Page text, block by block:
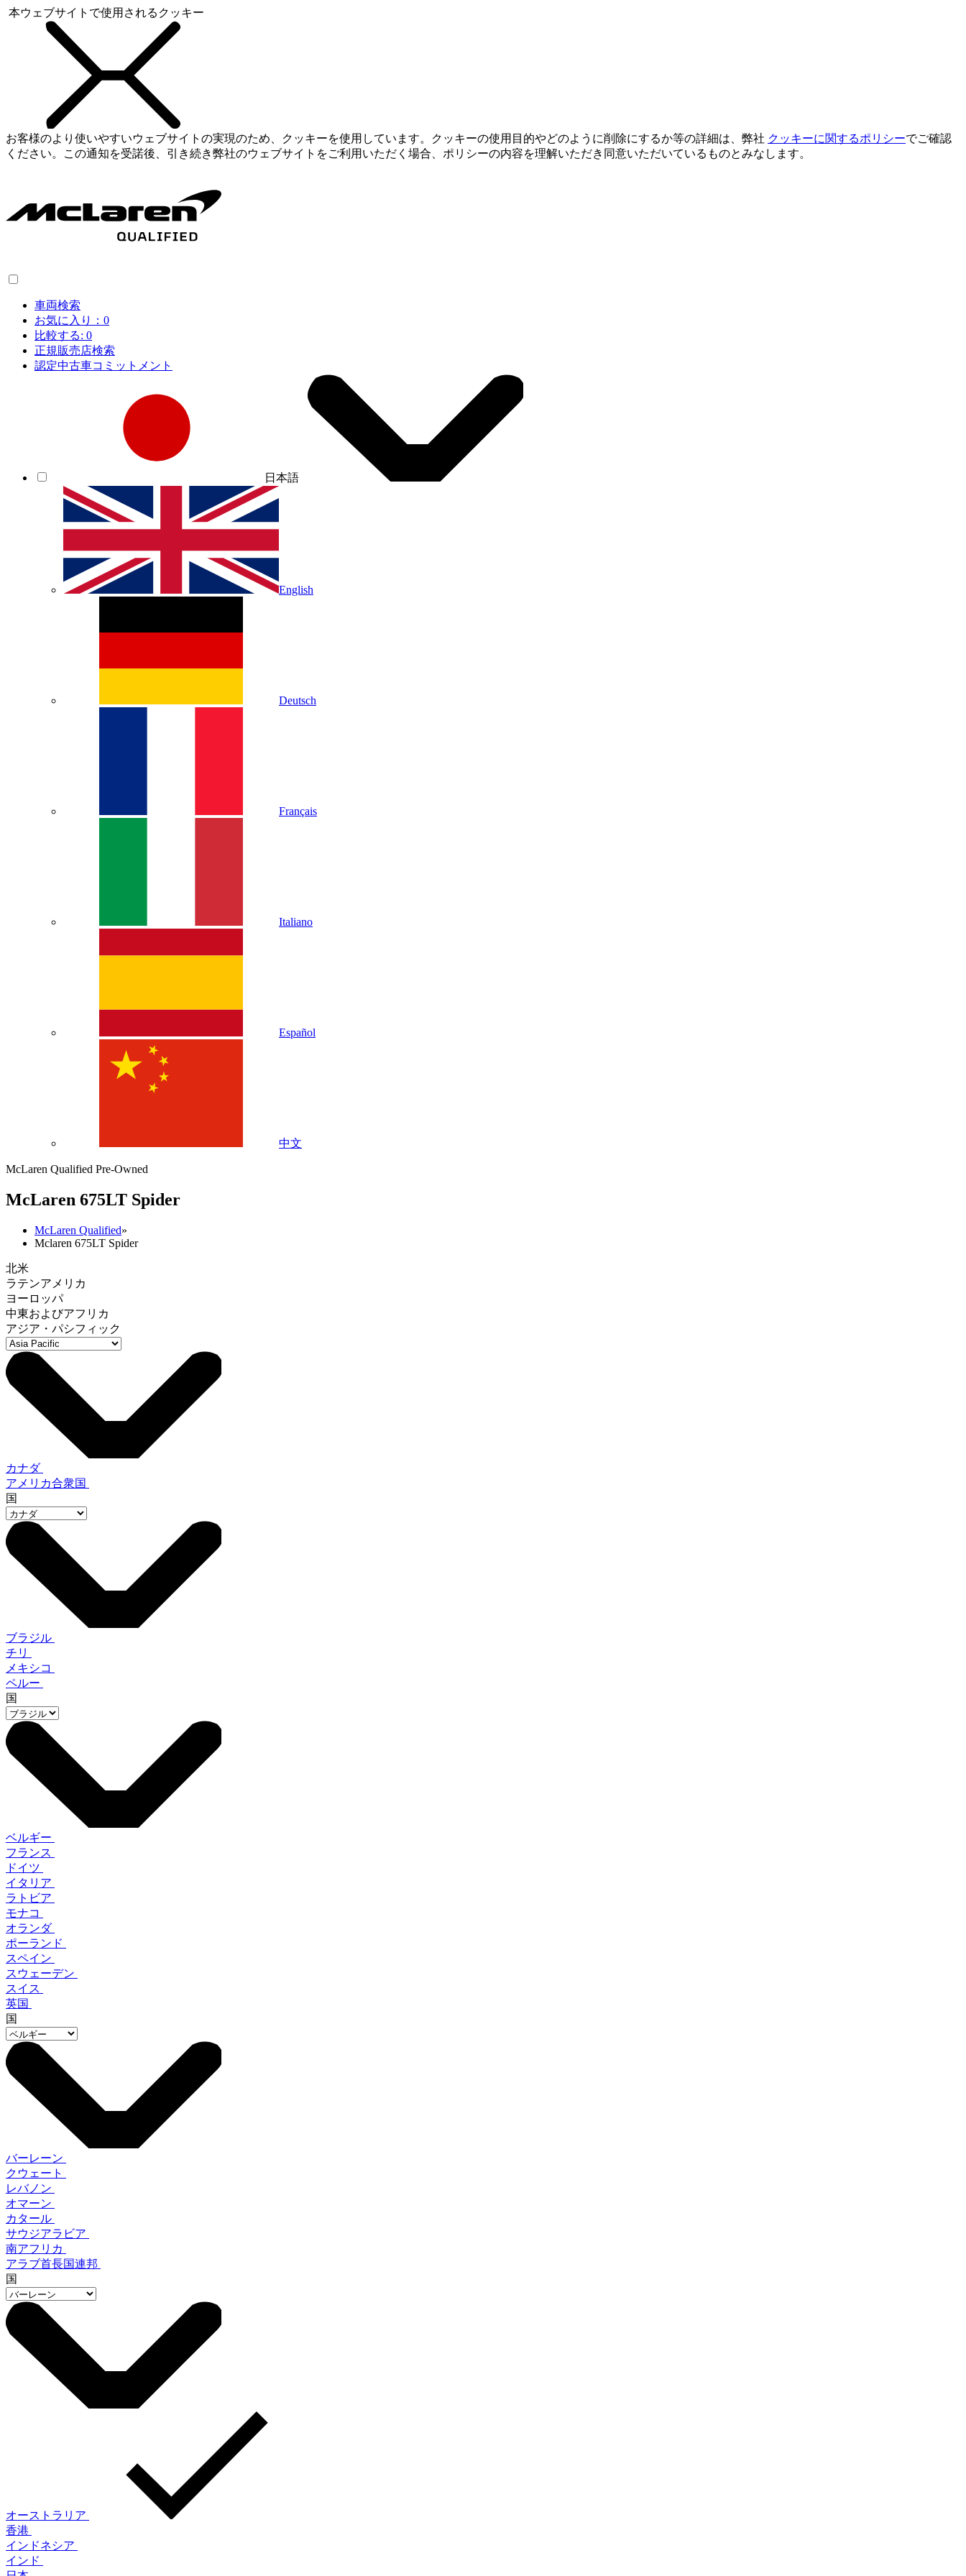
本ウェブサイトで使用されるクッキー
お客様のより使いやすいウェブサイトの実現のため、クッキーを使用しています。クッキーの使用目的やどのように削除にするか等の詳細は、弊社 クッキーに関するポリシーでご確認
ください。この通知を受諾後、引き続き弊社のウェブサイトをご利用いただく場合、ポリシーの内容を理解いただき同意いただいているものとみなします。
車両検索
お気に入り： 0
比較する: 0
正規販売店検索
認定中古車コミットメント
日本語
English
Deutsch
Français
Italiano
Español
中文
McLaren Qualified Pre-Owned
McLaren 675LT Spider
McLaren Qualified»
Mclaren 675LT Spider
北米
ラテンアメリカ
ヨーロッパ
中東およびアフリカ
アジア・パシフィック
カナダ
アメリカ合衆国
国
ブラジル
チリ
メキシコ
ペルー
国
ベルギー
フランス
ドイツ
イタリア
ラトビア
モナコ
オランダ
ポーランド
スペイン
スウェーデン
スイス
英国
国
バーレーン
クウェート
レバノン
オマーン
カタール
サウジアラビア
南アフリカ
アラブ首長国連邦
国
オーストラリア
香港
インドネシア
インド